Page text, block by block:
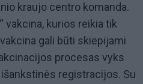
kraujo centro komanda.
vakcina, kurios reikia tik
gali būti skiepijami
procesas vyks
registracijos. Su